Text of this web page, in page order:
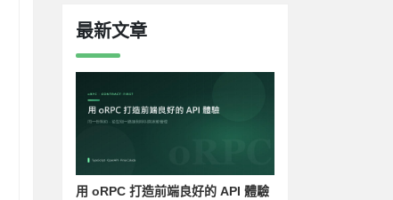
最新文章
用 oRPC 打造前端良好的 API 體驗